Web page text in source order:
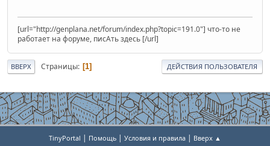
[url="http://genplana.net/forum/index.php?topic=191.0"] что-то не
работает на форуме, писАть здесь [/url]
ВВЕРХ Страницы 1 ДЕЙСТВИЯ ПОЛЬЗОВАТЕЛЯ
TinyPortal | Помощь | Условия и правила | Вверх ▲